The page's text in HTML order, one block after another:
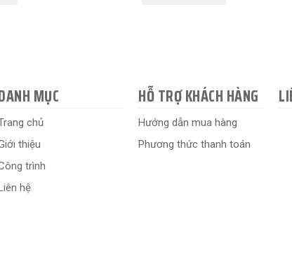
MỤC
chủ
thiệu
trình
hệ
HỖ TRỢ KHÁCH HÀNG
Hướng dẫn mua hàng
Phương thức thanh toán